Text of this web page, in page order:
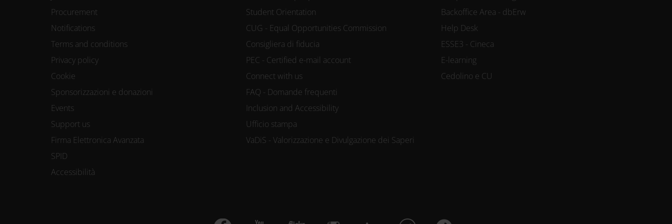
Procurement
Notifications
Terms and conditions
Privacy policy
Cookie
Sponsorizzazioni e donazioni
Events
Support us
Firma Elettronica Avanzata
SPID
Accessibilità
Student Orientation
CUG - Equal Opportunities Commission
Consigliera di fiducia
PEC - Certified e-mail account
Connect with us
FAQ - Domande frequenti
Inclusion and Accessibility
Ufficio stampa
VaDiS - Valorizzazione e Divulgazione dei Saperi
Backoffice Area - dbErw
Help Desk
ESSE3 - Cineca
E-learning
Cedolino e CU